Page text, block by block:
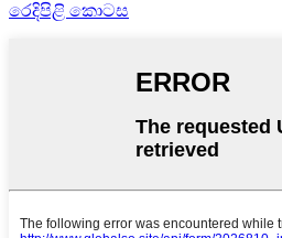
රෙදිපිළි කොටස